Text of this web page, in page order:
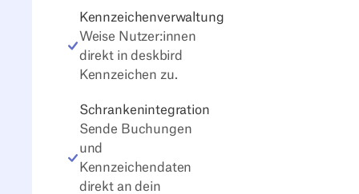
Kennzeichenverwaltung
Weise Nutzer:innen
direkt in deskbird
Kennzeichen zu.
Schrankenintegration
Sende Buchungen
und
Kennzeichendaten
direkt an dein